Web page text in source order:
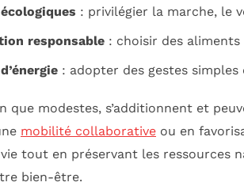
: privilégier la marche, le
responsable: choisir des aliments
: adopter des gestes simples
que modestes, s’additionnent et
mobilité collaborative ou en
tout en préservant les ressources
bien-être.